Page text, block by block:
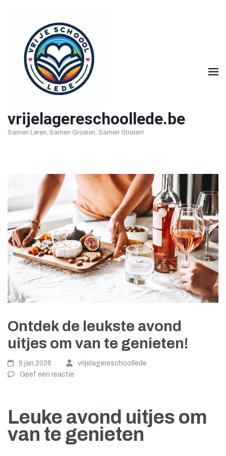
inhoud
vrijelagereschoollede.be
Samen Leren, Samen Groeien, Samen Stralen!
Ontdek de leukste avond
uitjes om van te genieten!
5 jan,2026
vrijelagereschoollede
Geef een reactie
Leuke avond uitjes om
van te genieten